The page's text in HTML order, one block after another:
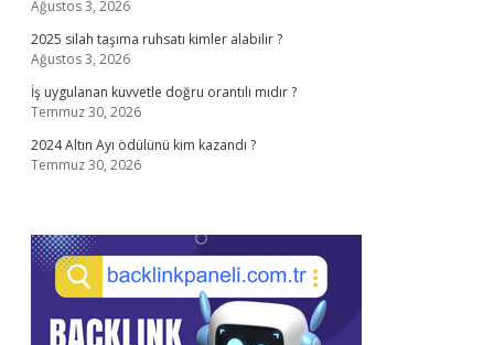
Ağustos 3, 2026
2025 silah taşıma ruhsatı kimler alabilir ?
Ağustos 3, 2026
İş uygulanan kuvvetle doğru orantılı mıdır ?
Temmuz 30, 2026
2024 Altın Ayı ödülünü kim kazandı ?
Temmuz 30, 2026